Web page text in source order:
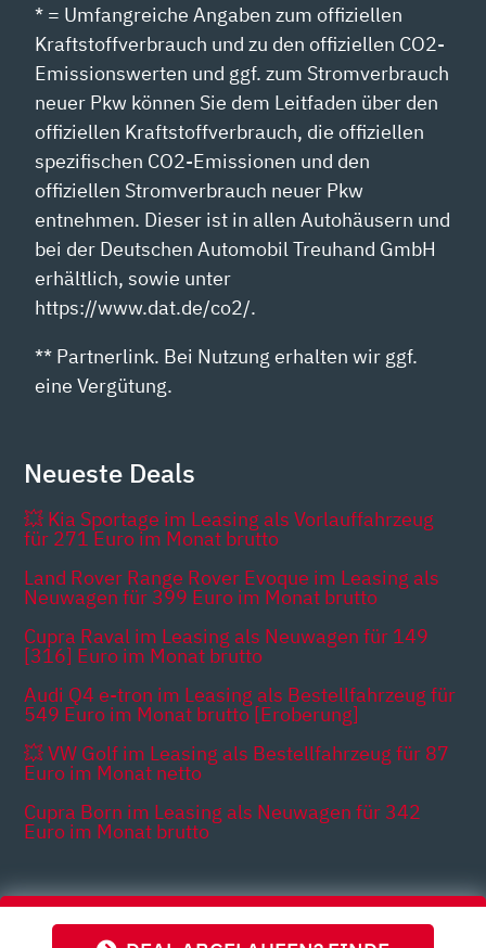
* = Umfangreiche Angaben zum offiziellen
Kraftstoffverbrauch und zu den offiziellen CO2-
Emissionswerten und ggf. zum Stromverbrauch
neuer Pkw können Sie dem Leitfaden über den
offiziellen Kraftstoffverbrauch, die offiziellen
spezifischen CO2-Emissionen und den
offiziellen Stromverbrauch neuer Pkw
entnehmen. Dieser ist in allen Autohäusern und
bei der Deutschen Automobil Treuhand GmbH
erhältlich, sowie unter
https://www.dat.de/co2/.
** Partnerlink. Bei Nutzung erhalten wir ggf.
eine Vergütung.
Neueste Deals
💥 Kia Sportage im Leasing als Vorlauffahrzeug
für 271 Euro im Monat brutto
Land Rover Range Rover Evoque im Leasing als
Neuwagen für 399 Euro im Monat brutto
Cupra Raval im Leasing als Neuwagen für 149
[316] Euro im Monat brutto
Audi Q4 e-tron im Leasing als Bestellfahrzeug für
549 Euro im Monat brutto [Eroberung]
💥 VW Golf im Leasing als Bestellfahrzeug für 87
Euro im Monat netto
Cupra Born im Leasing als Neuwagen für 342
Euro im Monat brutto